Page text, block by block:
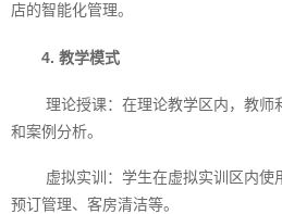
店的智能化管理。
4. 教学模式
理论授课：在理论教学区内，教师
和案例分析。
虚拟实训：学生在虚拟实训区内使
预订管理、客房清洁等。